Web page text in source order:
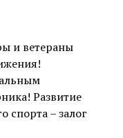
и ветераны
Развитие
спорта – залог